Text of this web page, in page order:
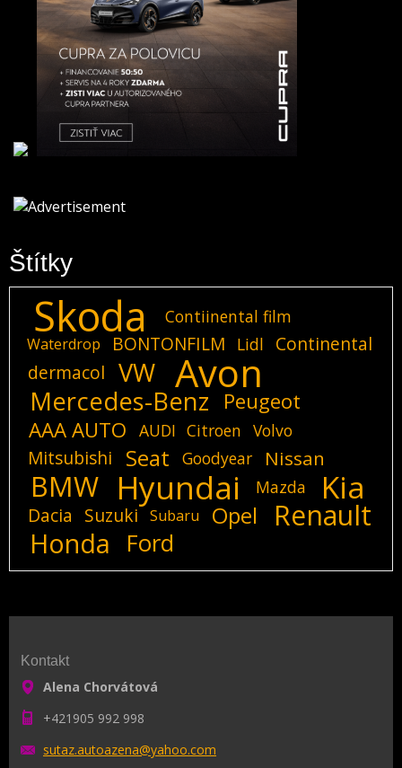
Štítky
Skoda Contiinental film
Waterdrop BONTONFILM Lidl
Continental
dermacol
VW Avon
Mercedes-Benz
Peugeot
AAA AUTO
AUDI Citroen Volvo
Mitsubishi Seat Goodyear Nissan
BMW Hyundai Mazda Kia
Dacia Suzuki Subaru Opel Renault
Honda Ford
Kontakt
Alena Chorvátová
+421905 992 998
sutaz.autoazena@yahoo.com